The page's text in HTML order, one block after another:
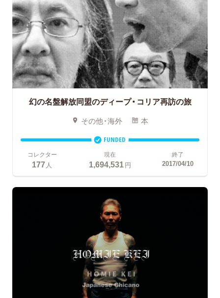
幻の名盤解放同盟のディープ・コリア再訪の旅
その他・海外 本
FUNDED
コレクター
177人
現在
1,694,531円
終了
2017/04/10